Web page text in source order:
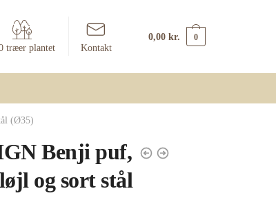
træer plantet Kontakt
0,00 kr. 0
(Ø35)
Benji puf,
og sort stål